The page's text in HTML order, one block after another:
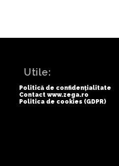
Utile:
Politică de confidențialitate
Contact www.zega.ro
Politica de cookies (GDPR)